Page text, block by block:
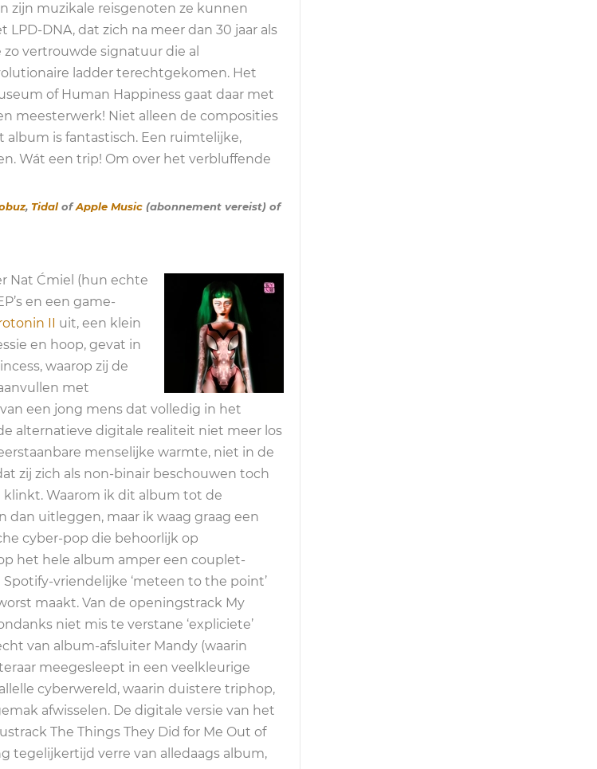
zijn muzikale reisgenoten ze kunnen
DNA, dat zich na meer dan 30 jaar als
vertrouwde signatuur die al
ladder terechtgekomen. Het
of Human Happiness gaat daar met
meesterwerk! Niet alleen de composities
album is fantastisch. Een ruimtelijke,
Wát een trip! Om over het verbluffende
, TidalofApple Music (abonnement vereist) of
Nat Ćmiel (hun echte
en een game-
II uit, een klein
en hoop, gevat in
waarop zij de
met
een jong mens dat volledig in het
alternatieve digitale realiteit niet meer los
menselijke warmte, niet in de
zij zich als non-binair beschouwen toch
Waarom ik dit album tot de
dan uitleggen, maar ik waag graag een
cyber-pop die behoorlijk op
het hele album amper een couplet-
vriendelijke ‘meteen to the point’
maakt. Van de openingstrack My
niet mis te verstane ‘expliciete’
van album-afsluiter Mandy (waarin
meegesleept in een veelkleurige
cyberwereld, waarin duistere triphop,
afwisselen. De digitale versie van het
The Things They Did for Me Out of
tegelijkertijd verre van alledaags album,